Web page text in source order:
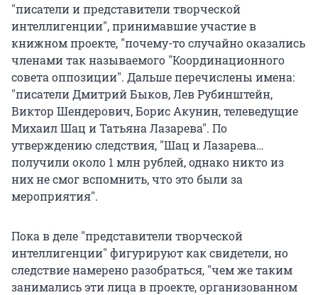
"писатели и представители творческой
интеллигенции", принимавшие участие в
книжном проекте, "почему-то случайно оказались
членами так называемого "Координационного
совета оппозиции". Дальше перечислены имена:
"писатели Дмитрий Быков, Лев Рубинштейн,
Виктор Шендерович, Борис Акунин, телеведущие
Михаил Шац и Татьяна Лазарева". По
утверждению следствия, "Шац и Лазарева…
получили около 1 млн рублей, однако никто из
них не смог вспомнить, что это были за
мероприятия".
Пока в деле "представители творческой
интеллигенции" фигурируют как свидетели, но
следствие намерено разобраться, "чем же таким
занимались эти лица в проекте, организованном